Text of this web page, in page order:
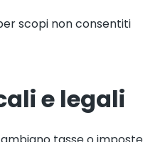
scopi non consentiti
e legali